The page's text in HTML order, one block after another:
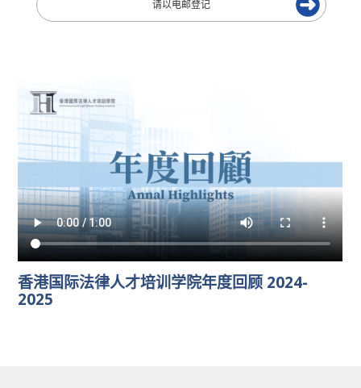
香港国际法律人才培训学院年度回顾 2024-
2025